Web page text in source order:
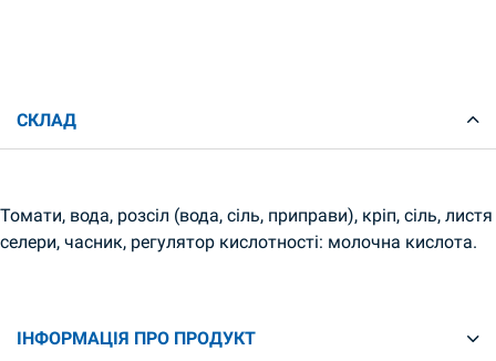
СКЛАД
Томати, вода, розсіл (вода, сіль, приправи), кріп, сіль, листя
селери, часник, регулятор кислотності: молочна кислота.
ІНФОРМАЦІЯ ПРО ПРОДУКТ